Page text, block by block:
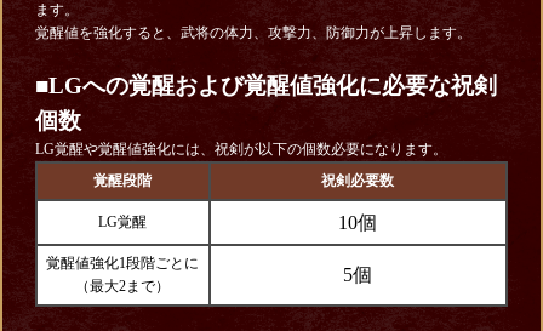
ます。
覚醒値を強化すると、武将の体力、攻撃力、防御力が上昇します。
■LGへの覚醒および覚醒値強化に必要な祝剣
個数
LG覚醒や覚醒値強化には、祝剣が以下の個数必要になります。
覚醒段階
祝剣必要数
LG覚醒 10個
覚醒値強化1段階ごとに
（最大2まで）
5個